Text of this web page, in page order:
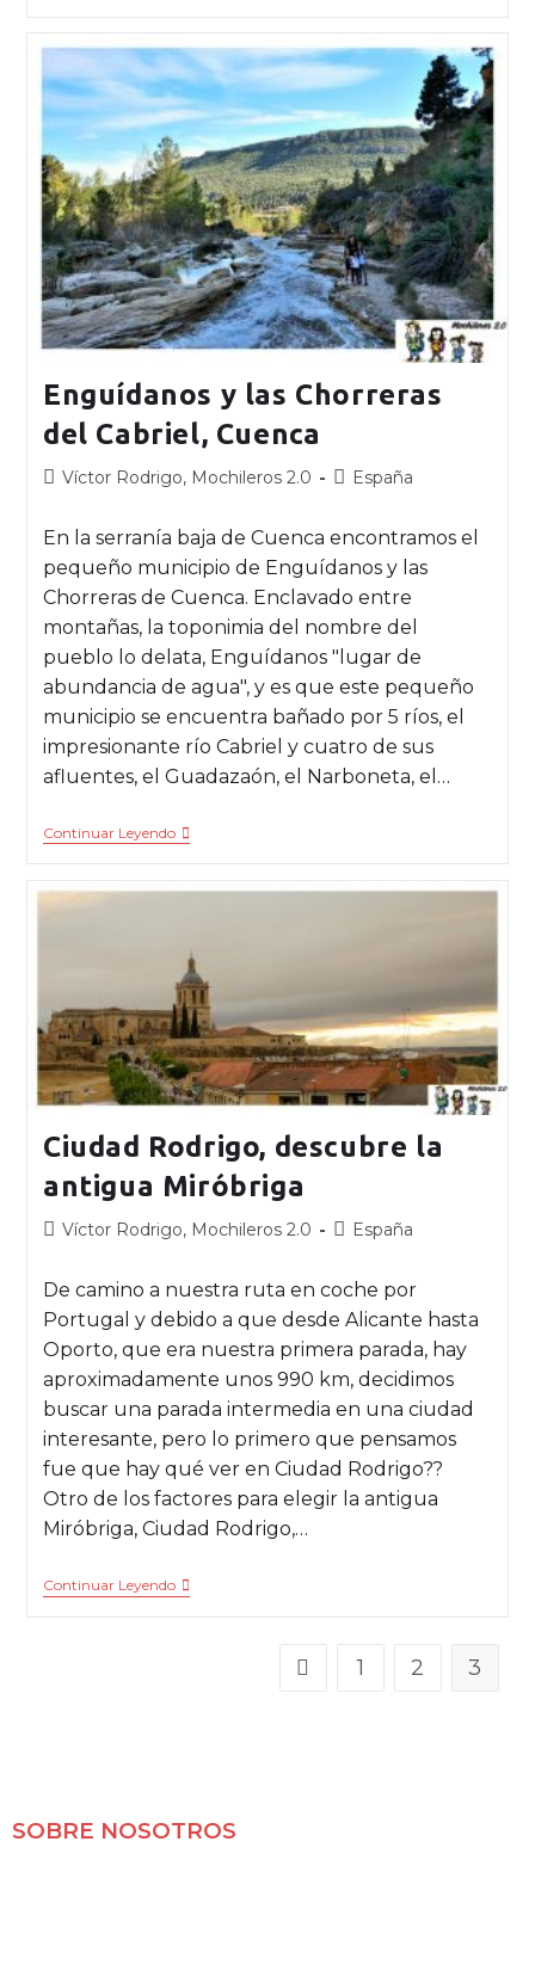
Enguídanos y las Chorreras
del Cabriel, Cuenca
Víctor Rodrigo, Mochileros 2.0 España
En la serranía baja de Cuenca encontramos el
pequeño municipio de Enguídanos y las
Chorreras de Cuenca. Enclavado entre
montañas, la toponimia del nombre del
pueblo lo delata, Enguídanos "lugar de
abundancia de agua", y es que este pequeño
municipio se encuentra bañado por 5 ríos, el
impresionante río Cabriel y cuatro de sus
afluentes, el Guadazaón, el Narboneta, el…
Continuar Leyendo
Ciudad Rodrigo, descubre la
antigua Miróbriga
Víctor Rodrigo, Mochileros 2.0 España
De camino a nuestra ruta en coche por
Portugal y debido a que desde Alicante hasta
Oporto, que era nuestra primera parada, hay
aproximadamente unos 990 km, decidimos
buscar una parada intermedia en una ciudad
interesante, pero lo primero que pensamos
fue que hay qué ver en Ciudad Rodrigo??
Otro de los factores para elegir la antigua
Miróbriga, Ciudad Rodrigo,…
Continuar Leyendo
1 2 3
SOBRE NOSOTROS